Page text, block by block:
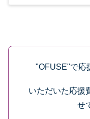
"OFUSE"で応
いただいた応援
せ